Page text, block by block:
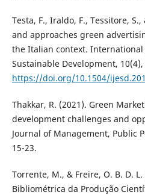
Testa, F., Iraldo, F., Tessitore,
and approaches green
the Italian context.
Sustainable Development, 10(4),
https://doi.org/10.1504/
Thakkar, R. (2021). Green
development challenges and
Journal of Management, Public
15-23.
Torrente, M., & Freire, O. B. D.
Bibliométrica da Produção